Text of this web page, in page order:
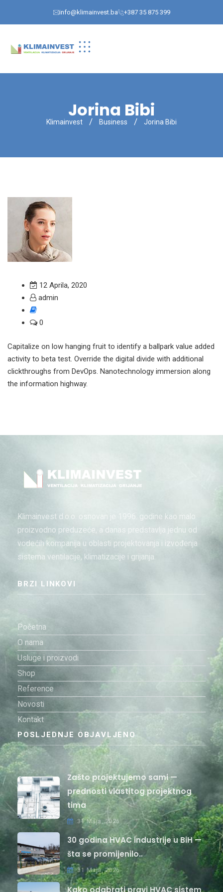
info@klimainvest.ba +387 35 875 399
Jorina Bibi
Klimainvest Business Jorina Bibi
12 Aprila, 2020
admin
0
Capitalize on low hanging fruit to identify a ballpark value added
activity to beta test. Override the digital divide with additional
clickthroughs from DevOps. Nanotechnology immersion along
the information highway.
Klimainvest d.o.o. osnovan je 1996. godine kao malo
proizvodno preduzeće, a danas predstavlja jednu od
vodećih kompanija u oblasti projektovanja i izvođenja
sistema ventilacije, klimatizacije i grijanja.
BRZI LINKOVI
Početna
O nama
Usluge i proizvodi
Shop
Reference
Novosti
Kontakt
POSLJEDNJE OBJAVLJENO
Zašto projektujemo sami —
prednosti vlastitog projektnog
tima
31 Maja, 2026
30 godina HVAC industrije u BiH —
šta se promijenilo..
31 Maja, 2026
Kako odabrati pravi HVAC sistem